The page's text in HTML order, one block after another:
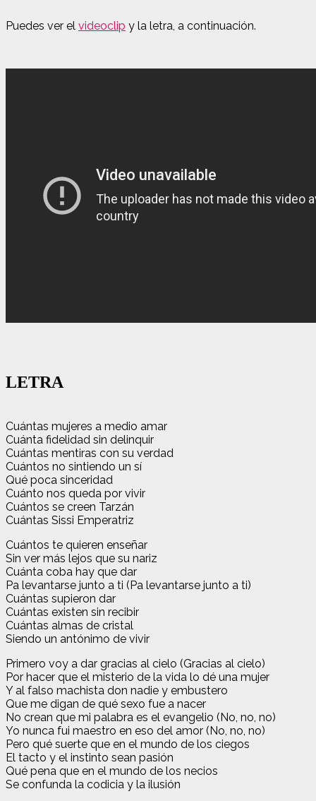
Puedes ver el videoclip y la letra, a continuación.
LETRA
Cuántas mujeres a medio amar
Cuánta fidelidad sin delinquir
Cuántas mentiras con su verdad
Cuántos no sintiendo un sí
Qué poca sinceridad
Cuánto nos queda por vivir
Cuántos se creen Tarzán
Cuántas Sissi Emperatriz
Cuántos te quieren enseñar
Sin ver más lejos que su nariz
Cuánta coba hay que dar
Pa levantarse junto a ti (Pa levantarse junto a ti)
Cuántas supieron dar
Cuántas existen sin recibir
Cuántas almas de cristal
Siendo un antónimo de vivir
Primero voy a dar gracias al cielo (Gracias al cielo)
Por hacer que el misterio de la vida lo dé una mujer
Y al falso machista don nadie y embustero
Que me digan de qué sexo fue a nacer
No crean que mi palabra es el evangelio (No, no, no)
Yo nunca fui maestro en eso del amor (No, no, no)
Pero qué suerte que en el mundo de los ciegos
El tacto y el instinto sean pasión
Qué pena que en el mundo de los necios
Se confunda la codicia y la ilusión